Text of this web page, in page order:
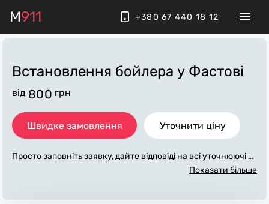
M911 +380 67 440 18 12
Встановлення бойлера у Фастові
від 800 грн
Швидке замовлення Уточнити ціну
Просто заповніть заявку, дайте відповіді на всі уточнюючі за
питання по «встановлення бойлера». Ми зв'яжемося з вам
Показати більше